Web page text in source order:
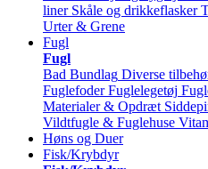
liner Skåle og drikkeflasker
Urter & Grene
Fugl
Fugl
Bad Bundlag Diverse
Fuglefoder Fuglelegetøj
Materialer & Opdræt
Vildtfugle & Fuglehuse
Høns og Duer
Fisk/Krybdyr